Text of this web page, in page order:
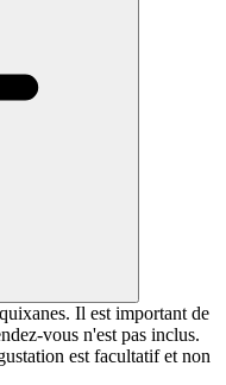
Il est important de
vous n'est pas inclus.
est facultatif et non